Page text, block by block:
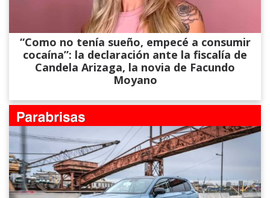
“Como no tenía sueño, empecé a consumir
cocaína”: la declaración ante la fiscalía de
Candela Arizaga, la novia de Facundo
Moyano